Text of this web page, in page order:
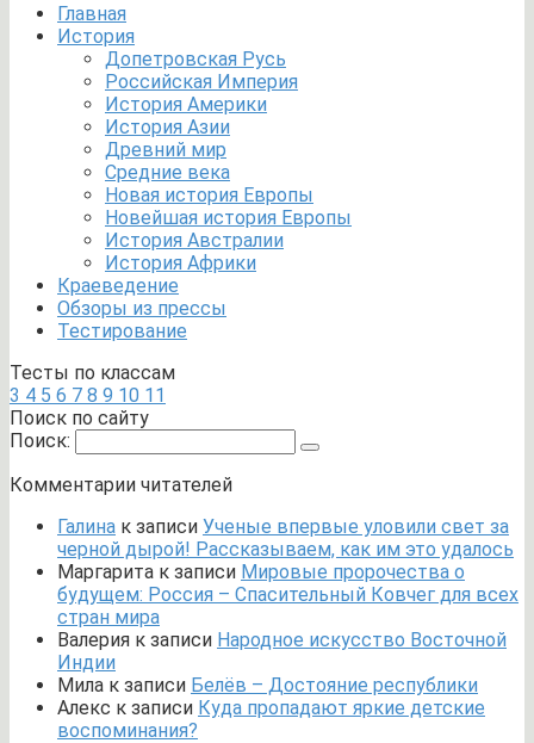
Главная
История
Допетровская Русь
Российская Империя
История Америки
История Азии
Древний мир
Средние века
Новая история Европы
Новейшая история Европы
История Австралии
История Африки
Краеведение
Обзоры из прессы
Тестирование
Тесты по классам
3 4 5 6 7 8 9 10 11
Поиск по сайту
Поиск:
Комментарии читателей
Галина к записи Ученые впервые уловили свет за
черной дырой! Рассказываем, как им это удалось
Маргарита к записи Мировые пророчества о
будущем: Россия – Спасительный Ковчег для всех
стран мира
Валерия к записи Народное искусство Восточной
Индии
Мила к записи Белёв – Достояние республики
Алекс к записи Куда пропадают яркие детские
воспоминания?